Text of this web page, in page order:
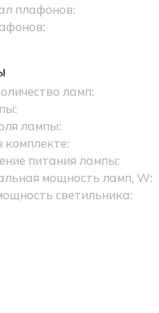
плафонов:
ламп:
лампы:
питания лампы:
мощность ламп, W:
светильника: